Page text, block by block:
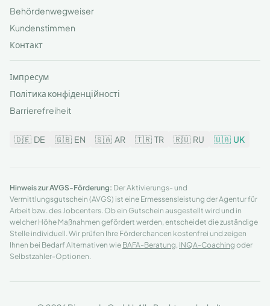
Behördenwegweiser
Kundenstimmen
Контакт
Імпресум
Політика конфіденційності
Barrierefreiheit
🇩🇪 DE 🇬🇧 EN 🇸🇦 AR 🇹🇷 TR 🇷🇺 RU 🇺🇦 UK
Hinweis zur AVGS-Förderung: Der Aktivierungs- und
Vermittlungsgutschein (AVGS) ist eine Ermessensleistung der Agentur für
Arbeit bzw. des Jobcenters. Ob ein Gutschein ausgestellt wird und in
welcher Höhe Maßnahmen gefördert werden, entscheidet die zuständige
Stelle individuell. Wir prüfen Ihre Förderchancen kostenfrei und zeigen
Ihnen bei Bedarf Alternativen wie BAFA-Beratung, INQA-Coaching oder
Selbstzahler-Optionen.